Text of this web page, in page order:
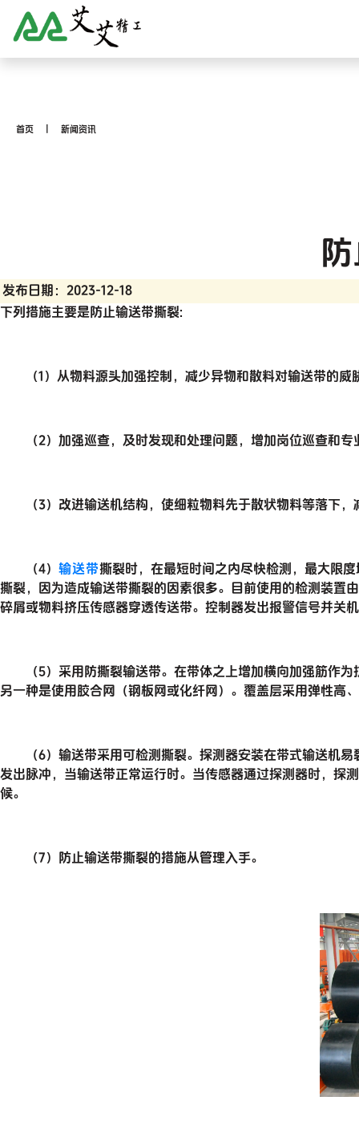
首页 新闻资讯
发布日期：2023-12-18
下列措施主要是防止输送带撕裂:
（1）从物料源头加强控制，减少异物和散料对输送带的威
（2）加强巡查，及时发现和处理问题，增加岗位巡查和专
（3）改进输送机结构，使细粒物料先于散状物料等落下，
（4） 输送带撕裂时，在最短时间之内尽快检测，最大限
撕裂，因为造成输送带撕裂的因素很多。目前使用的检测装置
碎屑或物料挤压传感器穿透传送带。控制器发出报警信号并关
（5）采用防撕裂输送带。在带体之上增加横向加强筋作为
另一种是使用胶合网（钢板网或化纤网）。覆盖层采用弹性高
（6）输送带采用可检测撕裂。探测器安装在带式输送机易
发出脉冲，当输送带正常运行时。当传感器通过探测器时，探
候。
（7）防止输送带撕裂的措施从管理入手。